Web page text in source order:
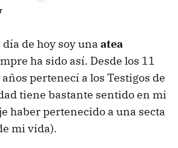
de hoy soy una atea
ha sido así. Desde los 11
pertenecí a los Testigos de
tiene bastante sentido en mi
haber pertenecido a una secta
mi vida).